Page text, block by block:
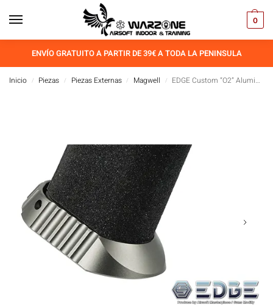
0
ENVÍO GRATUITO A PARTIR DE 39€ A TODA LA PENINSULA
Inicio / Piezas / Piezas Externas / Magwell / EDGE Custom “O2” Aluminum Magwell for Hi-CAPA